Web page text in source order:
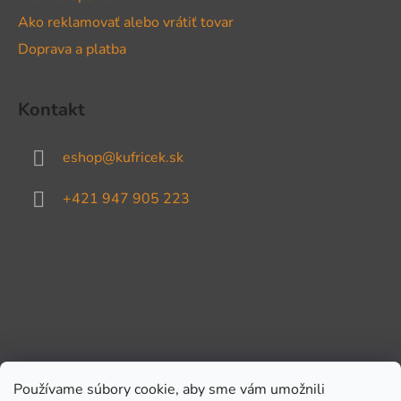
Používame súbory cookie, aby sme vám umožnili
Ako reklamovať alebo vrátiť tovar
Doprava a platba
Kontakt
eshop@kufricek.sk
+421 947 905 223